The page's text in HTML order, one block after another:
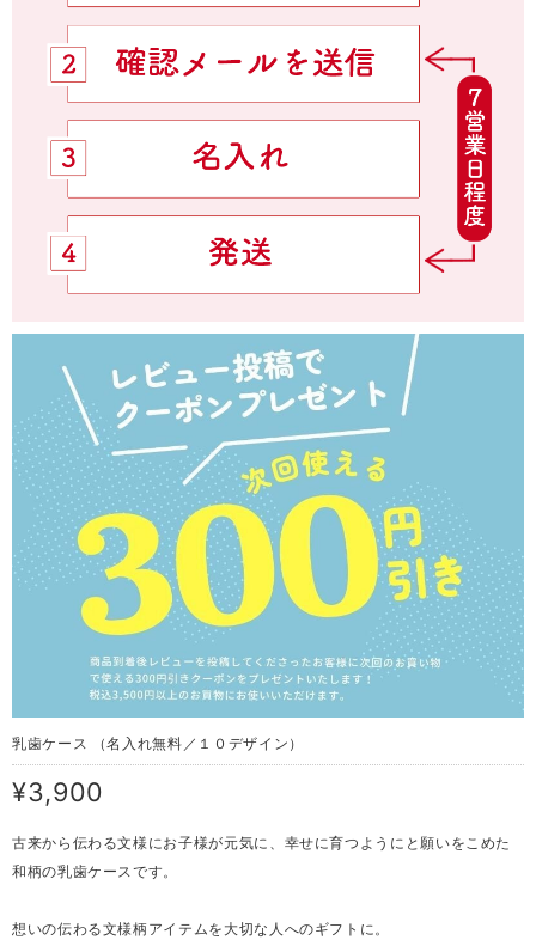
乳歯ケース （名入れ無料／１０デザイン）
¥3,900
古来から伝わる文様にお子様が元気に、幸せに育つようにと願いをこめた
和柄の乳歯ケースです。
想いの伝わる文様柄アイテムを大切な人へのギフトに。